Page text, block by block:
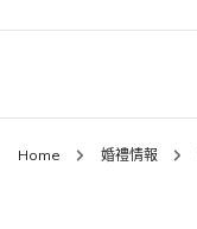
Home 婚禮情報